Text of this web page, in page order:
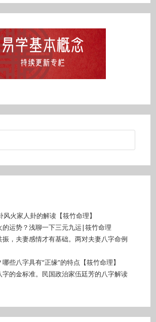
火家人卦的解读【筱竹命理】
的运势？浅聊一下三元九运|筱竹命理
振，夫妻感情才有基础。两对夫妻八字命例
些八字具有“正缘”的特点【筱竹命理】
字的金标准。民国政治家伍廷芳的八字解读